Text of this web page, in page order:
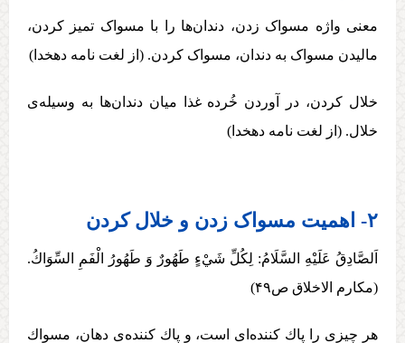
معنی واژه مسواک زدن، دندان‌ها را با مسواک تمیز کردن،
مالیدن مسواک به دندان، مسواک کردن. (از لغت نامه دهخدا)
خلال کردن، در آوردن خُرده غذا میان دندان‌ها به وسیله‌ی
خلال. (از لغت نامه دهخدا)
۲- اهمیت مسواک زدن و خلال کردن
اَلصَّادِقُ عَلَيْهِ السَّلَامُ: لِكُلِّ شَيْ‏ءٍ طَهُورٌ وَ طَهُورُ الْفَمِ السِّوَاكُ.
(مکارم الاخلاق ص۴۹)
هر چيزی را پاك ‏كننده‌‏ای است، و پاك‏ كننده‌ی دهان، مسواك